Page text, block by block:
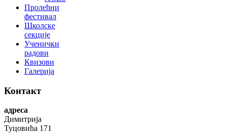
Пролећни
фестивал
Школске
секције
Ученички
радови
Квизови
Галерија
Контакт
адреса
Димитрија
Туцовића 171